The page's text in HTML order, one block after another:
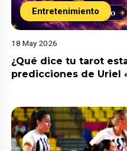
Entretenimiento
18 May 2026
¿Qué dice tu tarot
predicciones de Uriel